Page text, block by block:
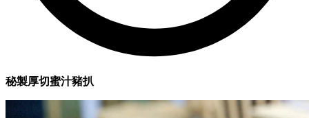
秘製厚切蜜汁豬扒